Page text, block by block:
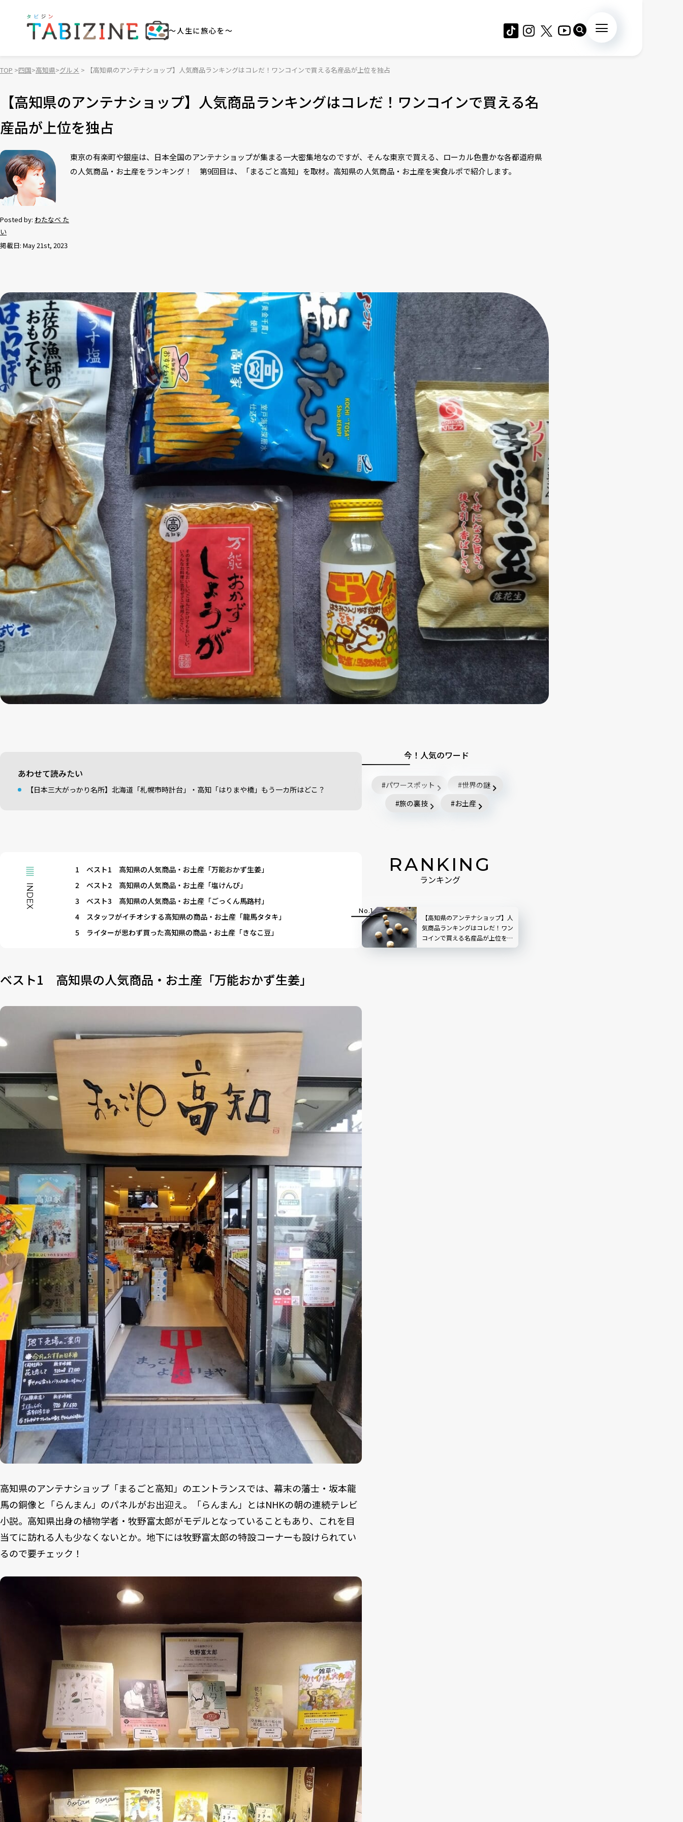
～人生に旅心を～
TOP 四国 高知県 グルメ 【高知県のアンテナショップ】人気商品ランキングはコレだ！ワンコインで買える名産品が上位を独占
【高知県のアンテナショップ】人気商品ランキングはコレだ！ワンコインで買える名
産品が上位を独占
Posted by: わたなべ た
い
掲載日: May 21st, 2023
東京の有楽町や銀座は、日本全国のアンテナショップが集まる一大密集地なのですが、そんな東京で買える、ローカル色豊かな各都道府県
の人気商品・お土産をランキング！ 第9回目は、「まるごと高知」を取材。高知県の人気商品・お土産を実食ルポで紹介します。
あわせて読みたい
【日本三大がっかり名所】北海道「札幌市時計台」・高知「はりまや橋」もう一カ所はどこ？
INDEX
1
ベスト1 高知県の人気商品・お土産「万能おかず生姜」
2
ベスト2 高知県の人気商品・お土産「塩けんぴ」
3
ベスト3 高知県の人気商品・お土産「ごっくん馬路村」
4
スタッフがイチオシする高知県の商品・お土産「龍馬タタキ」
5
ライターが思わず買った高知県の商品・お土産「きなこ豆」
ベスト1 高知県の人気商品・お土産「万能おかず生姜」
高知県のアンテナショップ「まるごと高知」のエントランスでは、幕末の藩士・坂本龍
馬の銅像と「らんまん」のパネルがお出迎え。「らんまん」とはNHKの朝の連続テレビ
小説。高知県出身の植物学者・牧野富太郎がモデルとなっていることもあり、これを目
当てに訪れる人も少なくないとか。地下には牧野富太郎の特設コーナーも設けられてい
るので要チェック！
今！人気のワード
パワースポット
世界の謎
旅の裏技
お土産
RANKING
ランキング
【高知県のアンテナショップ】人
気商品ランキングはコレだ！ワン
コインで買える名産品が上位を独
占